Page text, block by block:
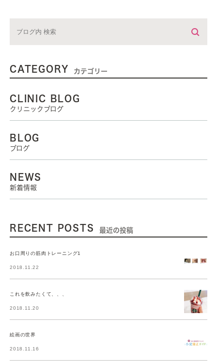
CATEGORY カテゴリー
CLINIC BLOG
クリニックブログ
BLOG
ブログ
NEWS
新着情報
RECENT POSTS 最近の投稿
お口周りの筋肉トレーニング1
2018.11.22
これを飲みたくて、、、
2018.11.20
絵画の世界
2018.11.16